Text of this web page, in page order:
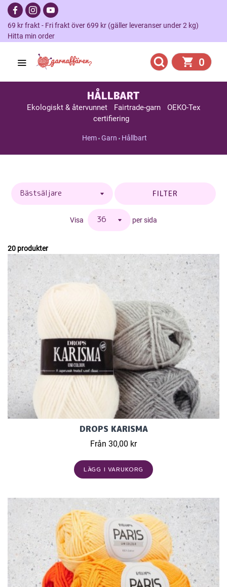
69 kr frakt - Fri frakt över 699 kr (gäller leveranser under 2 kg)
Hitta min order
0
HÅLLBART
Ekologiskt & återvunnet Fairtrade-garn
OEKO-Tex
certifiering
Hem Garn Hållbart
FILTER
Visa per sida
20 produkter
DROPS KARISMA
Från 30,00 kr
LÄGG I VARUKORG